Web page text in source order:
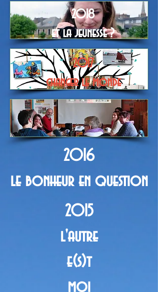
2018
et la jeunesse ?
2017
changer le monde
2016
le bonheur en question
2015
l'autre
e(s)t
moi